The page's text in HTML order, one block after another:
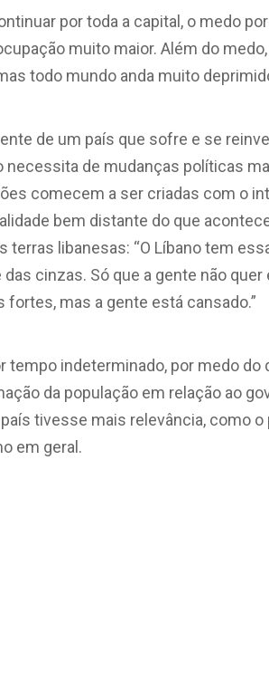
por toda a capital, o medo
muito maior. Além do
todo mundo anda muito
de um país que sofre e se
de mudanças políticas
comecem a ser criadas com o
bem distante do que
libanesas: “O Líbano tem
cinzas. Só que a gente não quer
mas a gente está cansado.”
tempo indeterminado, por medo
da população em relação ao
tivesse mais relevância, como o
em geral.